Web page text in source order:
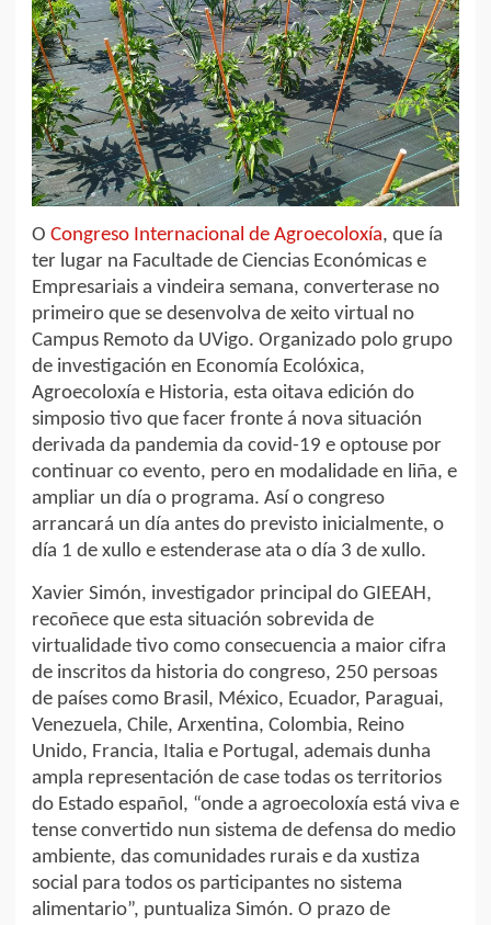
O Congreso Internacional de Agroecoloxía, que ía
ter lugar na Facultade de Ciencias Económicas e
Empresariais a vindeira semana, converterase no
primeiro que se desenvolva de xeito virtual no
Campus Remoto da UVigo. Organizado polo grupo
de investigación en Economía Ecolóxica,
Agroecoloxía e Historia, esta oitava edición do
simposio tivo que facer fronte á nova situación
derivada da pandemia da covid-19 e optouse por
continuar co evento, pero en modalidade en liña, e
ampliar un día o programa. Así o congreso
arrancará un día antes do previsto inicialmente, o
día 1 de xullo e estenderase ata o día 3 de xullo.
Xavier Simón, investigador principal do GIEEAH,
recoñece que esta situación sobrevida de
virtualidade tivo como consecuencia a maior cifra
de inscritos da historia do congreso, 250 persoas
de países como Brasil, México, Ecuador, Paraguai,
Venezuela, Chile, Arxentina, Colombia, Reino
Unido, Francia, Italia e Portugal, ademais dunha
ampla representación de case todas os territorios
do Estado español, “onde a agroecoloxía está viva e
tense convertido nun sistema de defensa do medio
ambiente, das comunidades rurais e da xustiza
social para todos os participantes no sistema
alimentario”, puntualiza Simón. O prazo de